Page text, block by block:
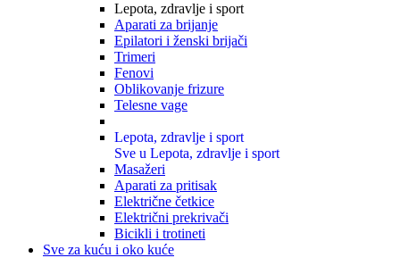
Lepota, zdravlje i sport
Aparati za brijanje
Epilatori i ženski brijači
Trimeri
Fenovi
Oblikovanje frizure
Telesne vage
Lepota, zdravlje i sport
Sve u Lepota, zdravlje i sport
Masažeri
Aparati za pritisak
Električne četkice
Električni prekrivači
Bicikli i trotineti
Sve za kuću i oko kuće